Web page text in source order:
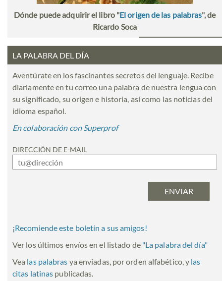
Dónde puede adquirir el libro "El origen de las palabras", de
Ricardo Soca
LA PALABRA DEL DÍA
Aventúrate en los fascinantes secretos del lenguaje. Recibe
diariamente en tu correo una palabra de nuestra lengua con
su significado, su origen e historia, así como las noticias del
idioma español.
En colaboración con Superprof
DIRECCIÓN DE E-MAIL
¡Recomiende este boletín a sus amigos!
Ver los últimos envíos en el listado de "La palabra del día"
Vea las palabras ya enviadas, por orden alfabético, y las
citas latinas publicadas.